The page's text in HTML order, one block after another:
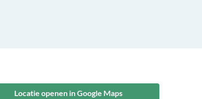
Locatie openen in Google Maps